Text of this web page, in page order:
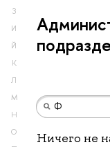
З
И
Й
К
Л
М
Н
О
Ничего не